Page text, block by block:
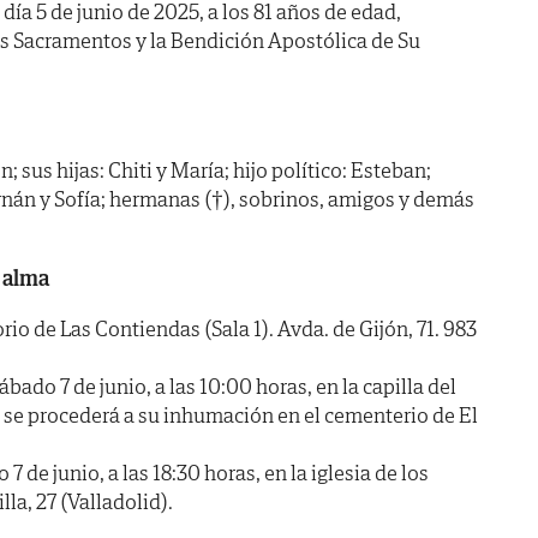
5 de junio de 2025, a los 81 años de edad,
Sacramentos y la Bendición Apostólica de Su
sus hijas: Chiti y María; hijo político: Esteban;
y Sofía; hermanas (†), sobrinos, amigos y demás
de Las Contiendas (Sala 1). Avda. de Gijón, 71. 983
7 de junio, a las 10:00 horas, en la capilla del
procederá a su inhumación en el cementerio de El
7 de junio, a las 18:30 horas, en la iglesia de los
27 (Valladolid).